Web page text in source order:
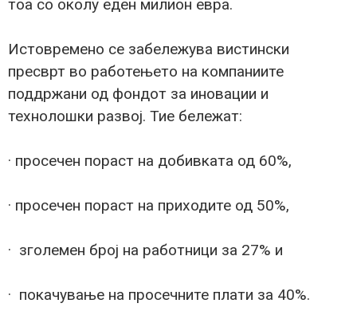
тоа со околу еден милион евра.
Истовремено се забележува вистински
пресврт во работењето на компаниите
поддржани од фондот за иновации и
технолошки развој. Тие бележат:
· просечен пораст на добивката од 60%,
· просечен пораст на приходите од 50%,
· зголемен број на работници за 27% и
· покачување на просечните плати за 40%.